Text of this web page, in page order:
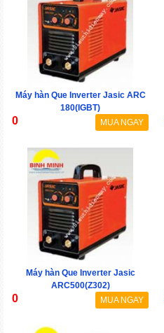
Máy hàn Que Inverter Jasic ARC
180(IGBT)
0 MUA NGAY
Máy hàn Que Inverter Jasic
ARC500(Z302)
0 MUA NGAY